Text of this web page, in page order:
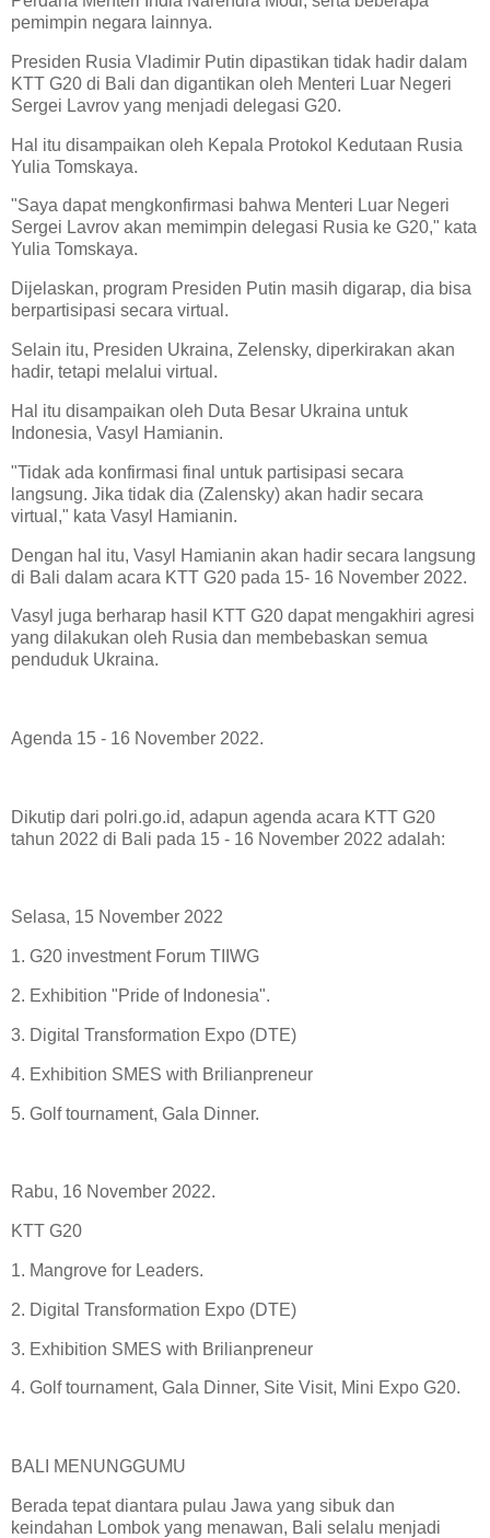
pemimpin negara lainnya.
Presiden Rusia Vladimir Putin dipastikan tidak hadir dalam
KTT G20 di Bali dan digantikan oleh Menteri Luar Negeri
Sergei Lavrov yang menjadi delegasi G20.
Hal itu disampaikan oleh Kepala Protokol Kedutaan Rusia
Yulia Tomskaya.
"Saya dapat mengkonfirmasi bahwa Menteri Luar Negeri
Sergei Lavrov akan memimpin delegasi Rusia ke G20," kata
Yulia Tomskaya.
Dijelaskan, program Presiden Putin masih digarap, dia bisa
berpartisipasi secara virtual.
Selain itu, Presiden Ukraina, Zelensky, diperkirakan akan
hadir, tetapi melalui virtual.
Hal itu disampaikan oleh Duta Besar Ukraina untuk
Indonesia, Vasyl Hamianin.
"Tidak ada konfirmasi final untuk partisipasi secara
langsung. Jika tidak dia (Zalensky) akan hadir secara
virtual," kata Vasyl Hamianin.
Dengan hal itu, Vasyl Hamianin akan hadir secara langsung
di Bali dalam acara KTT G20 pada 15- 16 November 2022.
Vasyl juga berharap hasil KTT G20 dapat mengakhiri agresi
yang dilakukan oleh Rusia dan membebaskan semua
penduduk Ukraina.
Agenda 15 - 16 November 2022.
Dikutip dari polri.go.id, adapun agenda acara KTT G20
tahun 2022 di Bali pada 15 - 16 November 2022 adalah:
Selasa, 15 November 2022
1. G20 investment Forum TIIWG
2. Exhibition "Pride of Indonesia".
3. Digital Transformation Expo (DTE)
4. Exhibition SMES with Brilianpreneur
5. Golf tournament, Gala Dinner.
Rabu, 16 November 2022.
KTT G20
1. Mangrove for Leaders.
2. Digital Transformation Expo (DTE)
3. Exhibition SMES with Brilianpreneur
4. Golf tournament, Gala Dinner, Site Visit, Mini Expo G20.
BALI MENUNGGUMU
Berada tepat diantara pulau Jawa yang sibuk dan
keindahan Lombok yang menawan, Bali selalu menjadi